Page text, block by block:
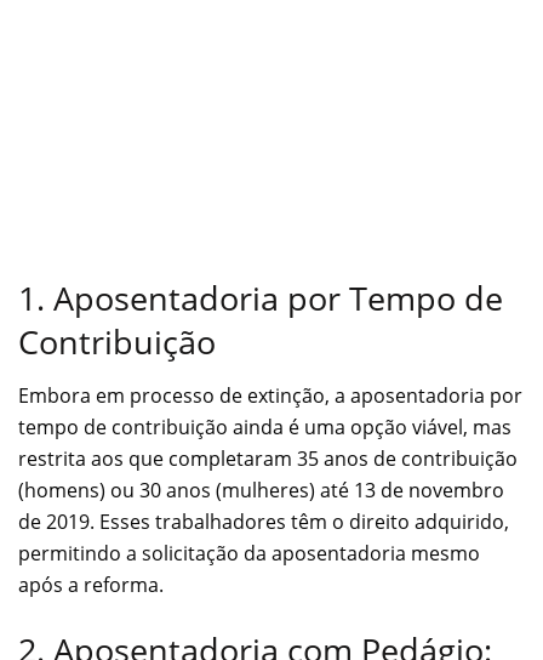
1. Aposentadoria por Tempo de
Contribuição
Embora em processo de extinção, a aposentadoria por
tempo de contribuição ainda é uma opção viável, mas
restrita aos que completaram 35 anos de contribuição
(homens) ou 30 anos (mulheres) até 13 de novembro
de 2019. Esses trabalhadores têm o direito adquirido,
permitindo a solicitação da aposentadoria mesmo
após a reforma.
2. Aposentadoria com Pedágio: